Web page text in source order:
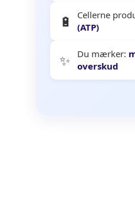
🔋 Cellerne
(ATP)
✨ Du mærker:
overskud